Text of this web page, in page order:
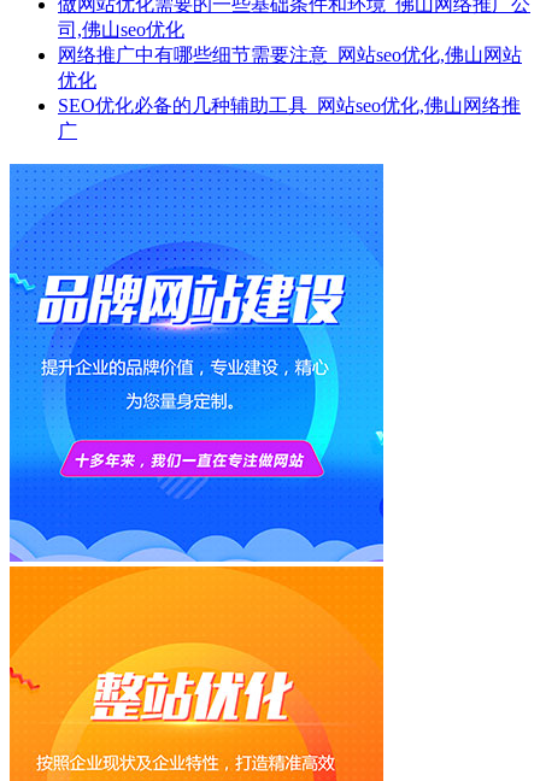
司,佛山seo优化
网络推广中有哪些细节需要注意_网站seo优化,佛山网站
优化
SEO优化必备的几种辅助工具_网站seo优化,佛山网络推
广